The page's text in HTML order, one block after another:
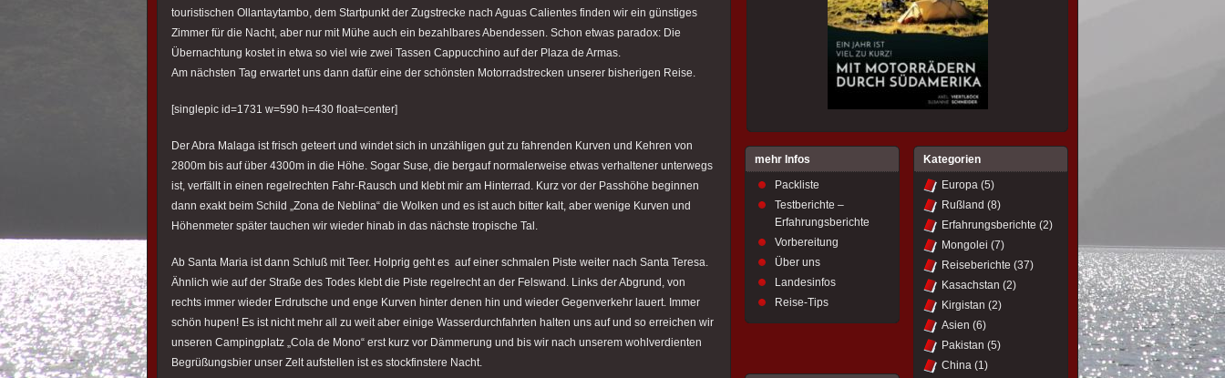
touristischen Ollantaytambo, dem Startpunkt der Zugstrecke nach Aguas Calientes finden wir ein günstiges
Zimmer für die Nacht, aber nur mit Mühe auch ein bezahlbares Abendessen. Schon etwas paradox: Die
Übernachtung kostet in etwa so viel wie zwei Tassen Cappucchino auf der Plaza de Armas.
Am nächsten Tag erwartet uns dann dafür eine der schönsten Motorradstrecken unserer bisherigen Reise.
[singlepic id=1731 w=590 h=430 float=center]
Der Abra Malaga ist frisch geteert und windet sich in unzähligen gut zu fahrenden Kurven und Kehren von
2800m bis auf über 4300m in die Höhe. Sogar Suse, die bergauf normalerweise etwas verhaltener unterwegs
ist, verfällt in einen regelrechten Fahr-Rausch und klebt mir am Hinterrad. Kurz vor der Passhöhe beginnen
dann exakt beim Schild „Zona de Neblina“ die Wolken und es ist auch bitter kalt, aber wenige Kurven und
Höhenmeter später tauchen wir wieder hinab in das nächste tropische Tal.
Ab Santa Maria ist dann Schluß mit Teer. Holprig geht es auf einer schmalen Piste weiter nach Santa Teresa.
Ähnlich wie auf der Straße des Todes klebt die Piste regelrecht an der Felswand. Links der Abgrund, von
rechts immer wieder Erdrutsche und enge Kurven hinter denen hin und wieder Gegenverkehr lauert. Immer
schön hupen! Es ist nicht mehr all zu weit aber einige Wasserdurchfahrten halten uns auf und so erreichen wir
unseren Campingplatz „Cola de Mono“ erst kurz vor Dämmerung und bis wir nach unserem wohlverdienten
Begrüßungsbier unser Zelt aufstellen ist es stockfinstere Nacht.
Kategorien
Europa (5)
Rußland (8)
Erfahrungsberichte (2)
Mongolei (7)
Reiseberichte (37)
Kasachstan (2)
Kirgistan (2)
Asien (6)
Pakistan (5)
China (1)
mehr Infos
Packliste
Testberichte –
Erfahrungsberichte
Vorbereitung
Über uns
Landesinfos
Reise-Tips